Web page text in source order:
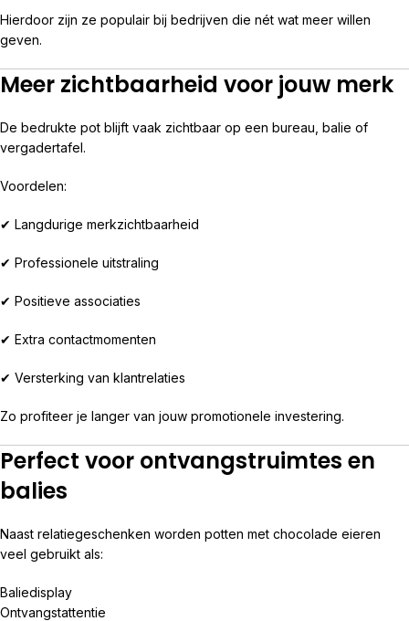
Hierdoor zijn ze populair bij bedrijven die nét wat meer willen
geven.
Meer zichtbaarheid voor jouw merk
De bedrukte pot blijft vaak zichtbaar op een bureau, balie of
vergadertafel.
Voordelen:
✔ Langdurige merkzichtbaarheid
✔ Professionele uitstraling
✔ Positieve associaties
✔ Extra contactmomenten
✔ Versterking van klantrelaties
Zo profiteer je langer van jouw promotionele investering.
Perfect voor ontvangstruimtes en
balies
Naast relatiegeschenken worden potten met chocolade eieren
veel gebruikt als:
Baliedisplay
Ontvangstattentie